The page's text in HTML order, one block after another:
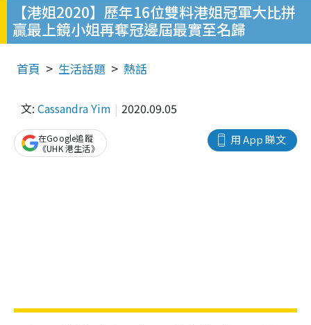
【港姐2020】歷年16位雙料港姐冠軍大比拼
贏最上鏡小姐再奪冠邊屆最實至名歸
首頁 生活話題 熱話
文: Cassandra Yim 2020.09.05
用 App 睇文
在Google追蹤
《UHK 港生活》